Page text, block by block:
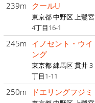
239m クールU
東京都 中野区 上鷺宮
4丁目16-1
245m イノセント・ウイ
ング
東京都 練馬区 貫井 3
丁目1-11
250m ドエリングフジミ